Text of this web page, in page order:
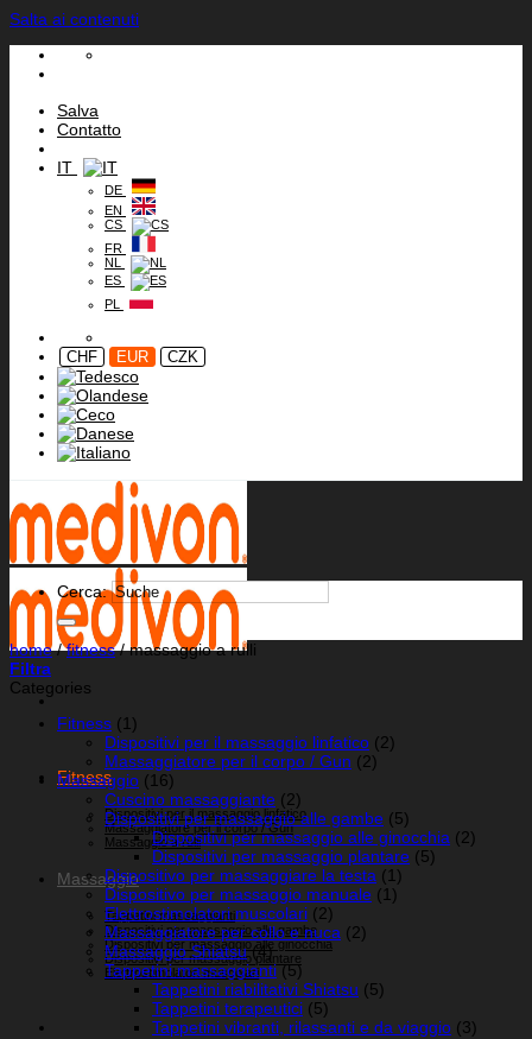
Salta ai contenuti
Salva
Contatto
IT
DE
EN
CS
FR
NL
ES
PL
CHF EUR CZK
Fitness
Dispositivi per il massaggio linfatico
Massaggiatore per il corpo / Gun
Massaggio a rulli
Massaggio
Tappetini massaggianti
Dispositivi per massaggio alle gambe
Dispositivi per massaggio alle ginocchia
Dispositivi per massaggio plantare
Elettrostimolatori muscolari
Cerca:
home / fitness /massaggio a rulli
Filtra
Categories
Fitness (1)
Dispositivi per il massaggio linfatico (2)
Massaggiatore per il corpo / Gun (2)
Massaggio (16)
Cuscino massaggiante (2)
Dispositivi per massaggio alle gambe (5)
Dispositivi per massaggio alle ginocchia (2)
Dispositivi per massaggio plantare (5)
Dispositivo per massaggiare la testa (1)
Dispositivo per massaggio manuale (1)
Elettrostimolatori muscolari (2)
Massaggiatore per collo e nuca (2)
Massaggio Shiatsu (4)
Tappetini massaggianti (5)
Tappetini riabilitativi Shiatsu (5)
Tappetini terapeutici (5)
Tappetini vibranti, rilassanti e da viaggio (3)